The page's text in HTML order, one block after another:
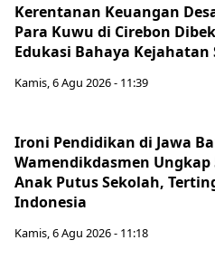
Kerentanan Keuangan
Para Kuwu di Cirebon
Edukasi Bahaya Kejahatan
Kamis, 6 Agu 2026 - 11:39
Ironi Pendidikan di Jawa
Wamendikdasmen Ungkap
Anak Putus Sekolah,
Indonesia
Kamis, 6 Agu 2026 - 11:18